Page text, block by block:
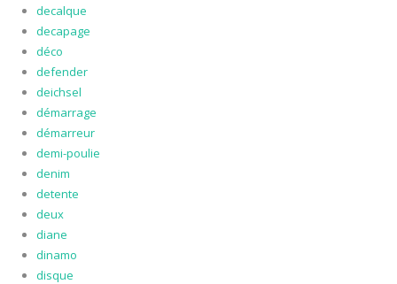
decalque
decapage
déco
defender
deichsel
démarrage
démarreur
demi-poulie
denim
detente
deux
diane
dinamo
disque